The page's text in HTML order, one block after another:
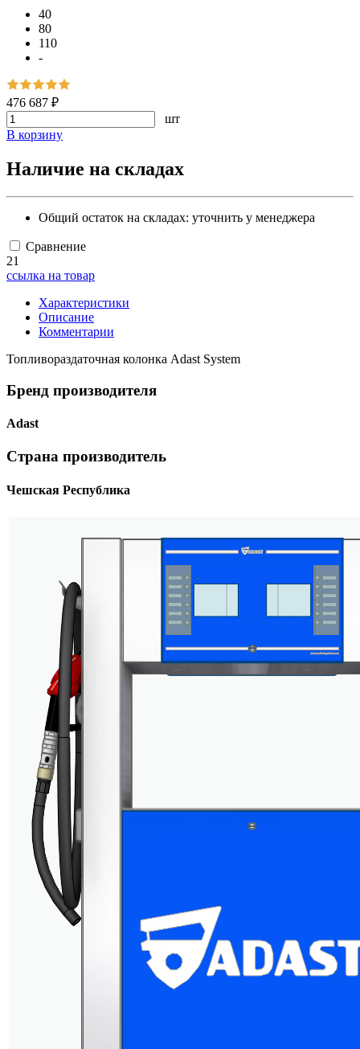
40
80
110
-
476 687 ₽
шт
В корзину
Наличие на складах
Общий остаток на складах: уточнить у менеджера
Сравнение
21
ссылка на товар
Характеристики
Описание
Комментарии
Топливораздаточная колонка Adast System
Бренд производителя
Adast
Страна производитель
Чешская Республика